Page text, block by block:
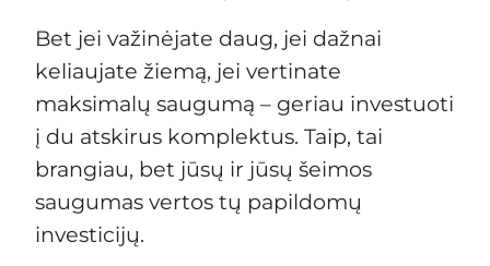
Bet jei važinėjate daug, jei dažnai
keliaujate žiemą, jei vertinate
maksimalų saugumą – geriau investuoti
į du atskirus komplektus. Taip, tai
brangiau, bet jūsų ir jūsų šeimos
saugumas vertos tų papildomų
investicijų.